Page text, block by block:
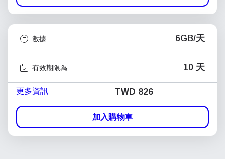
數據 6GB/天
有效期限為 10 天
更多資訊 TWD 826
加入購物車